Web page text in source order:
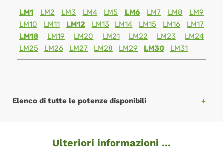
LM1
LM2 LM3 LM4 LM5 LM6 LM7 LM8
LM9
LM10
LM11 LM12 LM13 LM14 LM15 LM16
LM17
LM18
LM19 LM20 LM21 LM22 LM23
LM24
LM25
LM26 LM27 LM28 LM29 LM30 LM31
Elenco di tutte le potenze disponibili
Ulteriori informazioni ...